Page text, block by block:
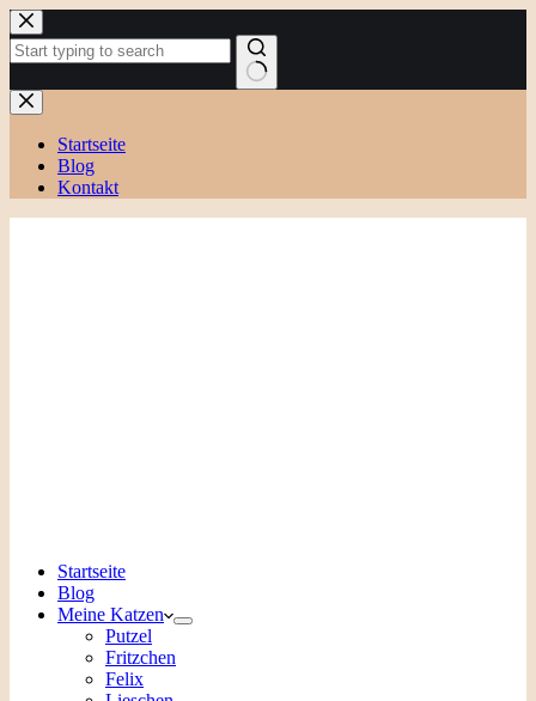
Zum
Inhalt
springen
Keine
Ergebnisse
Startseite
Blog
Kontakt
Startseite
Blog
Meine Katzen
Putzel
Fritzchen
Felix